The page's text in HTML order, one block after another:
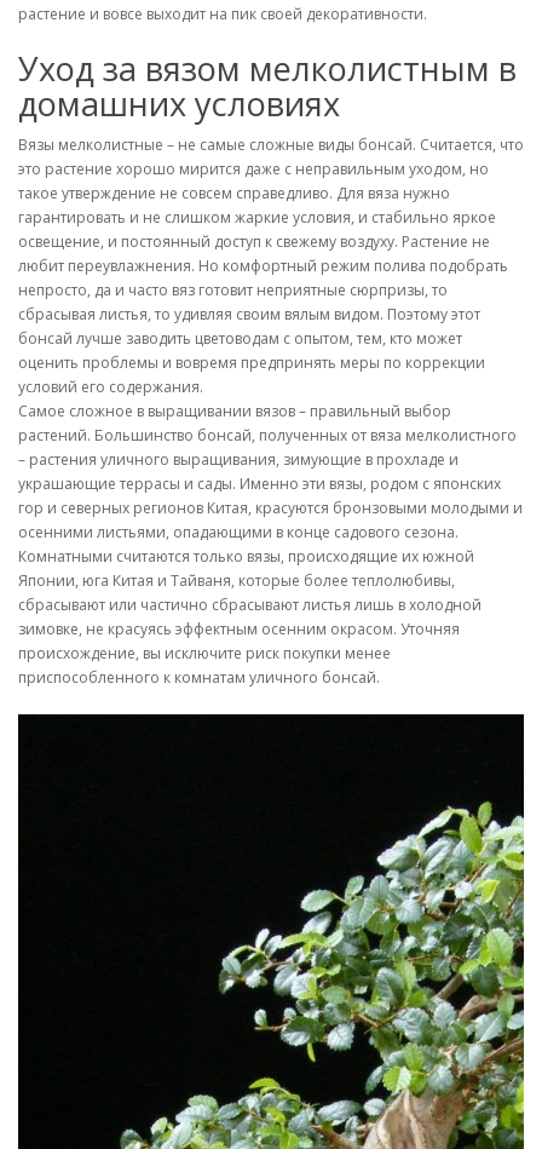
растение и вовсе выходит на пик своей декоративности.
Уход за вязом мелколистным в
домашних условиях
Вязы мелколистные – не самые сложные виды бонсай. Считается, что
это растение хорошо мирится даже с неправильным уходом, но
такое утверждение не совсем справедливо. Для вяза нужно
гарантировать и не слишком жаркие условия, и стабильно яркое
освещение, и постоянный доступ к свежему воздуху. Растение не
любит переувлажнения. Но комфортный режим полива подобрать
непросто, да и часто вяз готовит неприятные сюрпризы, то
сбрасывая листья, то удивляя своим вялым видом. Поэтому этот
бонсай лучше заводить цветоводам с опытом, тем, кто может
оценить проблемы и вовремя предпринять меры по коррекции
условий его содержания.
Самое сложное в выращивании вязов – правильный выбор
растений. Большинство бонсай, полученных от вяза мелколистного
– растения уличного выращивания, зимующие в прохладе и
украшающие террасы и сады. Именно эти вязы, родом с японских
гор и северных регионов Китая, красуются бронзовыми молодыми и
осенними листьями, опадающими в конце садового сезона.
Комнатными считаются только вязы, происходящие их южной
Японии, юга Китая и Тайваня, которые более теплолюбивы,
сбрасывают или частично сбрасывают листья лишь в холодной
зимовке, не красуясь эффектным осенним окрасом. Уточняя
происхождение, вы исключите риск покупки менее
приспособленного к комнатам уличного бонсай.